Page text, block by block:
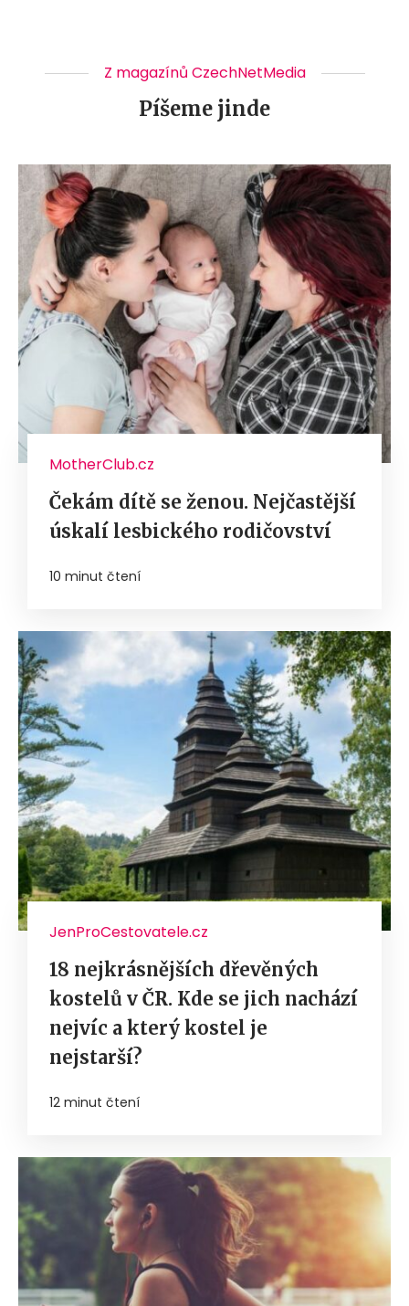
Z magazínů CzechNetMedia
Píšeme jinde
MotherClub.cz
Čekám dítě se ženou. Nejčastější
úskalí lesbického rodičovství
10 minut čtení
JenProCestovatele.cz
18 nejkrásnějších dřevěných
kostelů v ČR. Kde se jich nachází
nejvíc a který kostel je
nejstarší?
12 minut čtení